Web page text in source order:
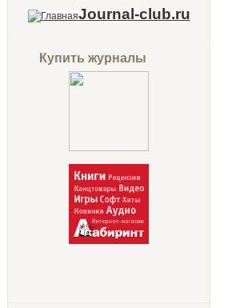
Journal-club.ru
Купить журналы